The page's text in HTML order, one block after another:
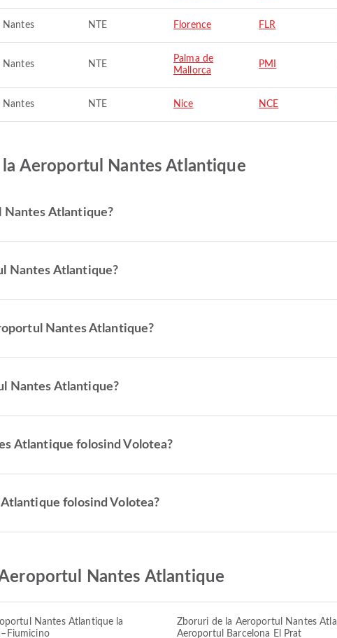
Nantes NTE Florence FLR
Nantes NTE
Palma de
Mallorca
PMI
Nantes NTE Nice NCE
Aeroportul Nantes Atlantique
Atlantique?
Nantes Atlantique?
Nantes Atlantique?
Nantes Atlantique?
Atlantique folosind Volotea?
folosind Volotea?
Nantes Atlantique
Nantes Atlantique la
Zboruri de la Aeroportul Nantes
Aeroportul Barcelona El Prat